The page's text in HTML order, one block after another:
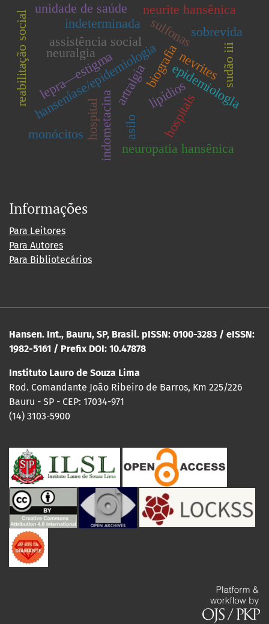
hanseníase/epidemiologiabiografia
artralgia
indometacina
sulfonas
hospitals
assistência social
hospital asilo
neurite hansênica
neuropatia hansênica
epidemiologla
nevrites
sobrevida
lepra—estigma
reabilitação social lipídios
sudão iii
neuralgia
indeterminada
monócitos
unidade de saúde
Informações
Para Leitores
Para Autores
Para Bibliotecários
Hansen. Int., Bauru, SP, Brasil. pISSN: 0100-3283 / eISSN:
1982-5161 / Prefix DOI: 10.47878
Instituto Lauro de Souza Lima
Rod. Comandante João Ribeiro de Barros, Km 225/226
Bauru - SP - CEP: 17034-971
(14) 3103-5900